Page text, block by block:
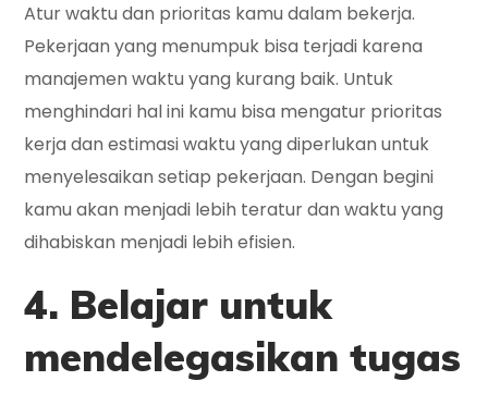
Atur waktu dan prioritas kamu dalam bekerja.
Pekerjaan yang menumpuk bisa terjadi karena
manajemen waktu yang kurang baik. Untuk
menghindari hal ini kamu bisa mengatur prioritas
kerja dan estimasi waktu yang diperlukan untuk
menyelesaikan setiap pekerjaan. Dengan begini
kamu akan menjadi lebih teratur dan waktu yang
dihabiskan menjadi lebih efisien.
4. Belajar untuk
mendelegasikan tugas